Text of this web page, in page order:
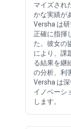
マイズされ
かな実績が
Versha は
正確に指揮
た。彼女の
により、課
る結果を継
の分析、利
Versha は
イノベーシ
します。